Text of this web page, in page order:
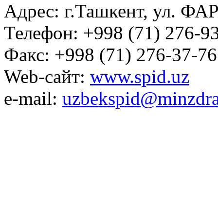
Адрес: г.Ташкент, ул.
Телефон: +998 (71) 276-
Факс: +998 (71) 276-37-76
Web-сайт: www.spid.uz
e-mail: